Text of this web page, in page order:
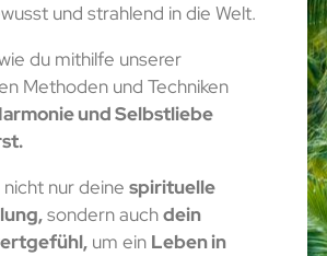
und strahlend in die Welt.
du mithilfe unserer
Methoden und Techniken
und Selbstliebe
nur deine spirituelle
sondern auchdein
um ein Leben in